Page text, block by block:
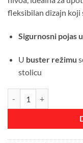
fleksibilan dizajn koji
Sigurnosni pojas
U buster režimu
stolicu